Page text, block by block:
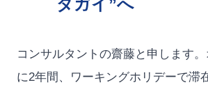
ダガイ”へ
コンサルタントの齋藤と申します
に2年間、ワーキングホリデーで滞